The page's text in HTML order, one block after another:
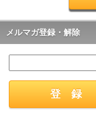
メルマガ登録・解除